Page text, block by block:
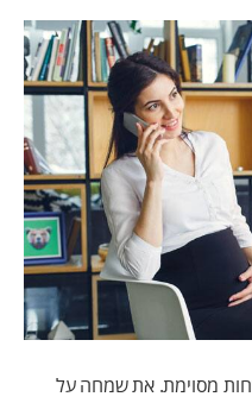
לאנשי המקצוע
HE (IL)
מסוימת. את שמחה על